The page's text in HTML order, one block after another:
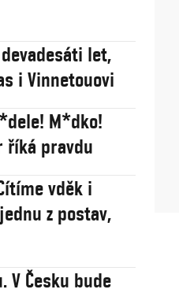
let,
i Vinnetouovi
M*dko!
říká pravdu
vděk i
z postav,
Česku bude